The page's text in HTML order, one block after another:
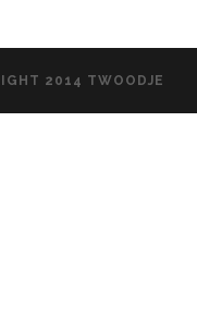
2014 TWOODJE